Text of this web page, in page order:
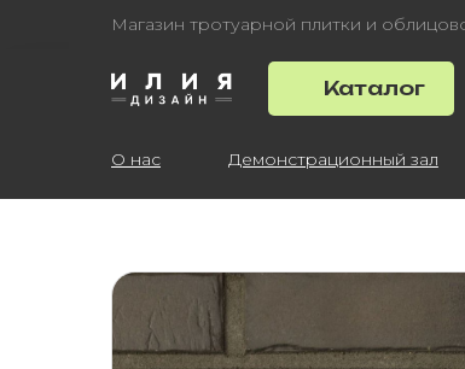
Магазин тротуарной плитки и
Каталог
О нас Демонстрационный зал